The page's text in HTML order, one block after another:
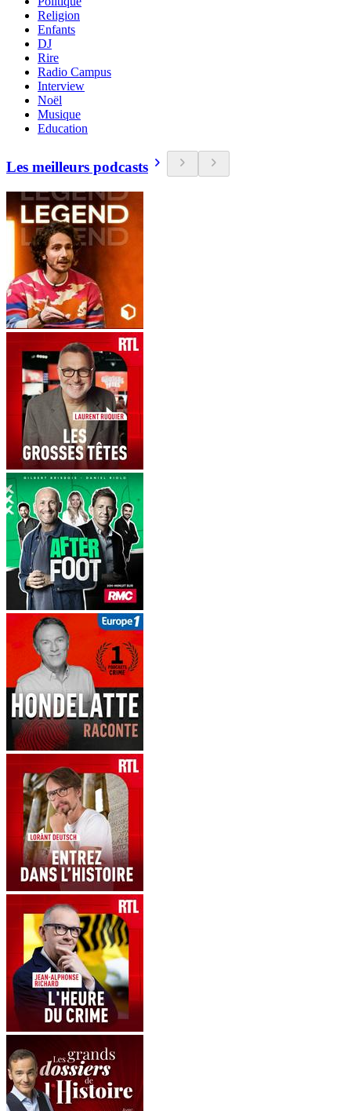
Religion
Enfants
DJ
Rire
Radio Campus
Interview
Noël
Musique
Education
Les meilleurs podcasts